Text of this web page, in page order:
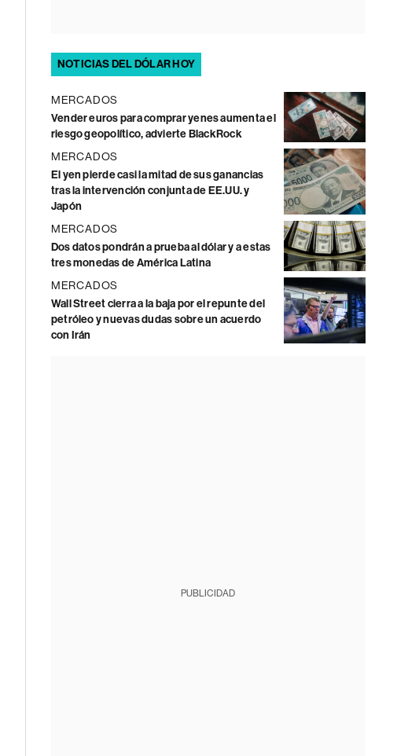
NOTICIAS DEL DÓLAR HOY
MERCADOS
Vender euros para comprar yenes aumenta el
riesgo geopolítico, advierte BlackRock
MERCADOS
El yen pierde casi la mitad de sus ganancias
tras la intervención conjunta de EE.UU. y
Japón
MERCADOS
Dos datos pondrán a prueba al dólar y a estas
tres monedas de América Latina
MERCADOS
Wall Street cierra a la baja por el repunte del
petróleo y nuevas dudas sobre un acuerdo
con Irán
PUBLICIDAD